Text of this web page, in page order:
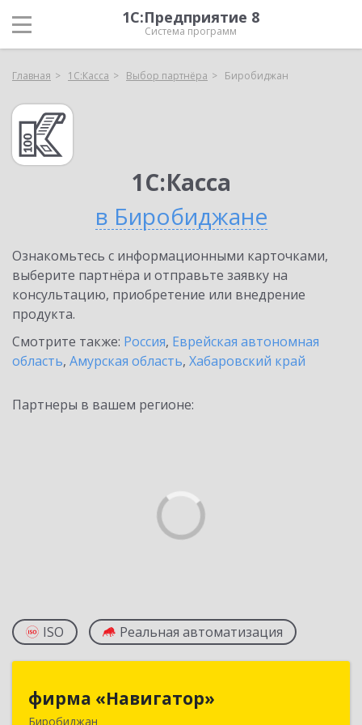
1С:Предприятие 8
Система программ
Главная 1С:Касса Выбор партнёра Биробиджан
1С:Касса
в Биробиджане
Ознакомьтесь с информационными карточками,
выберите партнёра и отправьте заявку на
консультацию, приобретение или внедрение
продукта.
Смотрите также: Россия, Еврейская автономная
область, Амурская область, Хабаровский край
Партнеры в вашем регионе:
ISO Реальная автоматизация
фирма «Навигатор»
Биробиджан